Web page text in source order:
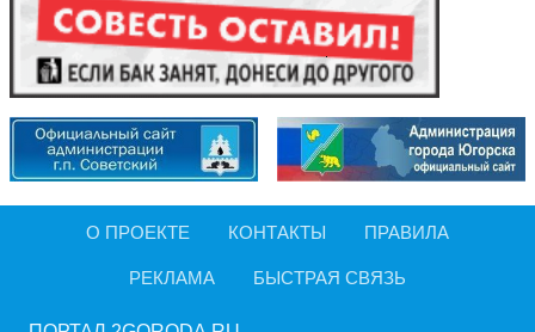
О ПРОЕКТЕ КОНТАКТЫ ПРАВИЛА
РЕКЛАМА БЫСТРАЯ СВЯЗЬ